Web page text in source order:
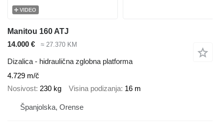
VIDEO
Manitou 160 ATJ
14.000 €
≈ 27.370 KM
Dizalica - hidraulična zglobna platforma
4.729 m/č
Nosivost 230 kg Visina podizanja 16 m
Španjolska, Orense